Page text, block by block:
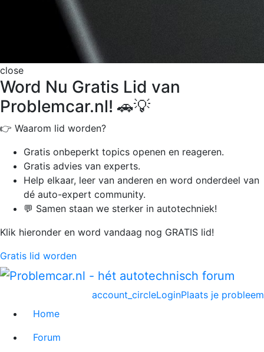
close
Word Nu Gratis Lid van
Problemcar.nl! 🚗💡
👉 Waarom lid worden?
Gratis onbeperkt topics openen en reageren.
Gratis advies van experts.
Help elkaar, leer van anderen en word onderdeel van
dé auto-expert community.
💬 Samen staan we sterker in autotechniek!
Klik hieronder en word vandaag nog GRATIS lid!
Gratis lid worden
Plaats je probleem
account_circleLogin
Home
Forum